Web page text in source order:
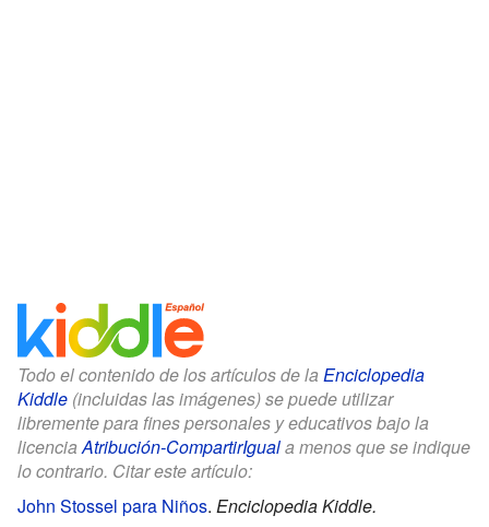
Todo el contenido de los artículos de la Enciclopedia
Kiddle (incluidas las imágenes) se puede utilizar
libremente para fines personales y educativos bajo la
licenciaAtribución-CompartirIguala menos que se indique
lo contrario. Citar este artículo:
John Stossel para Niños. Enciclopedia Kiddle.